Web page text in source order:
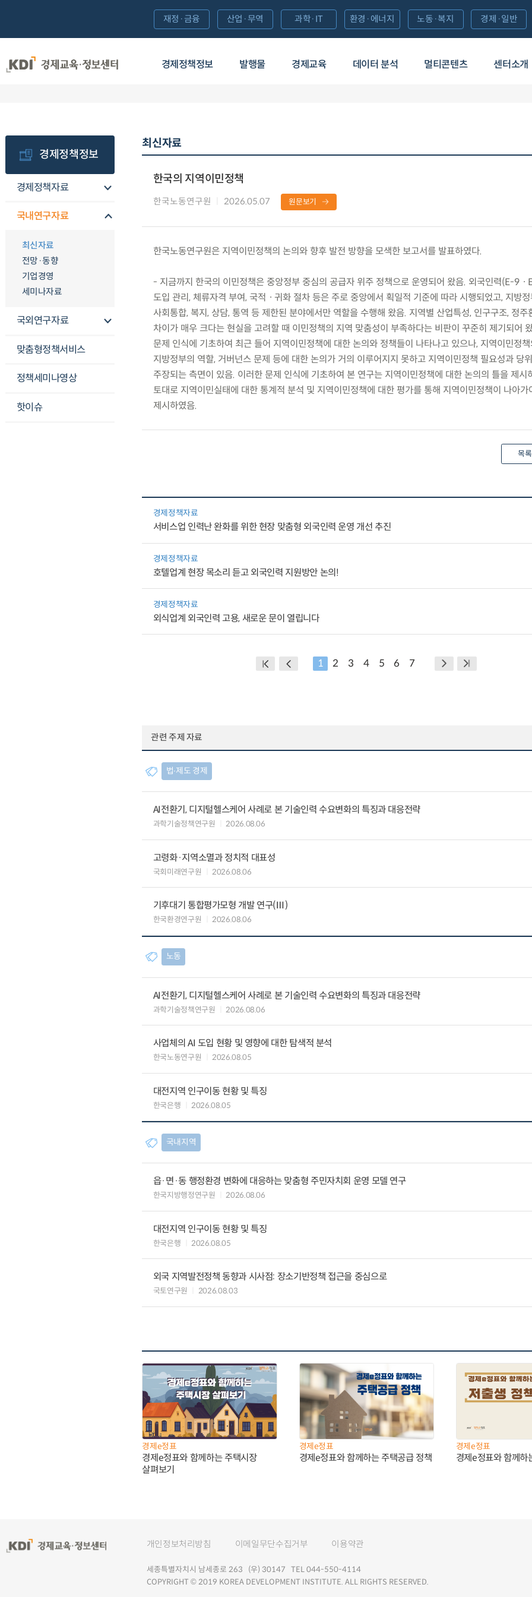
경제정책정보 발행물 경제교육 데이터 분석 멀티콘텐츠 센터소개
재정·금융 산업·무역 과학·IT 환경·에너지 노동·복지 경제·일반
경제정책정보
경제정책자료
국내연구자료
최신자료
전망·동향
기업경영
세미나자료
국외연구자료
맞춤형정책서비스
정책세미나영상
핫이슈
최신자료
한국의 지역이민정책
한국노동연구원 2026.05.07 원문보기
한국노동연구원은 지역이민정책의 논의와 향후 발전 방향을 모색한 보고서를 발표하였다.
- 지금까지 한국의 이민정책은 중앙정부 중심의 공급자 위주 정책으로 운영되어 왔음. 외국인력(E-9ㆍ
도입 관리, 체류자격 부여, 국적ㆍ귀화 절차 등은 주로 중앙에서 획일적 기준에 따라 시행되었고, 지방
사회통합, 복지, 상담, 통역 등 제한된 분야에서만 역할을 수행해 왔음. 지역별 산업특성, 인구구조, 정주
차이가 매우 크다는 현실을 고려할 때 이민정책의 지역 맞춤성이 부족하다는 비판이 꾸준히 제기되어
문제 인식에 기초하여 최근 들어 지역이민정책에 대한 논의와 정책들이 나타나고 있으나, 지역이민정
지방정부의 역할, 거버넌스 문제 등에 대한 논의가 거의 이루어지지 못하고 지역이민정책 필요성과 당
주장되는 측면이 있음. 이러한 문제 인식에 기초하여 본 연구는 지역이민정책에 대한 논의의 틀을 제시
토대로 지역이민실태에 대한 통계적 분석 및 지역이민정책에 대한 평가를 통해 지역이민정책이 나아가
제시하였음.
목
경제정책자료
서비스업 인력난 완화를 위한 현장 맞춤형 외국인력 운영 개선 추진
경제정책자료
호텔업계 현장 목소리 듣고 외국인력 지원방안 논의!
경제정책자료
외식업계 외국인력 고용, 새로운 문이 열립니다
1 2 3 4 5 6 7
관련 주제 자료
법∙제도 경제
AI전환기, 디지털헬스케어 사례로 본 기술인력 수요변화의 특징과 대응전략
과학기술정책연구원 2026.08.06
고령화·지역소멸과 정치적 대표성
국회미래연구원 2026.08.06
기후대기 통합평가모형 개발 연구(Ⅲ)
한국환경연구원 2026.08.06
노동
AI전환기, 디지털헬스케어 사례로 본 기술인력 수요변화의 특징과 대응전략
과학기술정책연구원 2026.08.06
사업체의 AI 도입 현황 및 영향에 대한 탐색적 분석
한국노동연구원 2026.08.05
대전지역 인구이동 현황 및 특징
한국은행 2026.08.05
국내지역
읍·면·동 행정환경 변화에 대응하는 맞춤형 주민자치회 운영 모델 연구
한국지방행정연구원 2026.08.06
대전지역 인구이동 현황 및 특징
한국은행 2026.08.05
외국 지역발전정책 동향과 시사점: 장소기반정책 접근을 중심으로
국토연구원 2026.08.03
경제e정표
경제e정표와 함께하는 주택시장
살펴보기
경제e정표
경제e정표와 함께하는 주택공급 정책
경제e정표
경제e정표와 함께하
개인정보처리방침 이메일무단수집거부 이용약관
세종특별자치시 남세종로 263 (우) 30147 TEL 044-550-4114
COPYRIGHT © 2019 KOREA DEVELOPMENT INSTITUTE. ALL RIGHTS RESERVED.